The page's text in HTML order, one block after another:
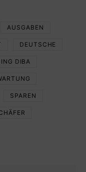
AUSGABEN
DEUTSCHE
ING DIBA
SPAREN